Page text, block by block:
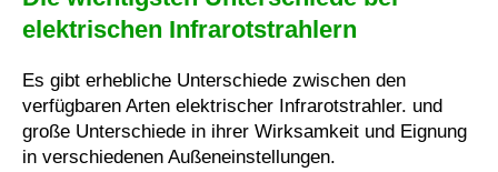
elektrischen Infrarotstrahlern
Es gibt erhebliche Unterschiede zwischen den
verfügbaren Arten elektrischer Infrarotstrahler. und
große Unterschiede in ihrer Wirksamkeit und Eignung
in verschiedenen Außeneinstellungen.